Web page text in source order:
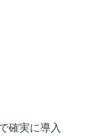
確実に導入